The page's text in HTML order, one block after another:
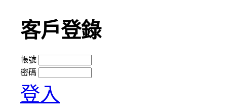
客戶登錄
帳號
密碼
登入